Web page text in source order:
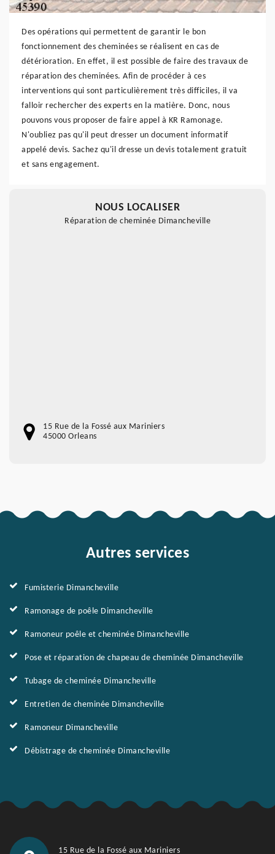
Des opérations qui permettent de garantir le bon
fonctionnement des cheminées se réalisent en cas de
détérioration. En effet, il est possible de faire des travaux de
réparation des cheminées. Afin de procéder à ces
interventions qui sont particulièrement très difficiles, il va
falloir rechercher des experts en la matière. Donc, nous
pouvons vous proposer de faire appel à KR Ramonage.
N'oubliez pas qu'il peut dresser un document informatif
appelé devis. Sachez qu'il dresse un devis totalement gratuit
et sans engagement.
NOUS LOCALISER
Réparation de cheminée Dimancheville
15 Rue de la Fossé aux Mariniers
45000 Orleans
Autres services
Fumisterie Dimancheville
Ramonage de poêle Dimancheville
Ramoneur poêle et cheminée Dimancheville
Pose et réparation de chapeau de cheminée Dimancheville
Tubage de cheminée Dimancheville
Entretien de cheminée Dimancheville
Ramoneur Dimancheville
Débistrage de cheminée Dimancheville
15 Rue de la Fossé aux Mariniers